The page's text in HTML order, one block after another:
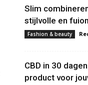
Slim
stijlvolle en
Fashion & beauty
CBD in 30
product voor